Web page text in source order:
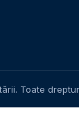
Toate